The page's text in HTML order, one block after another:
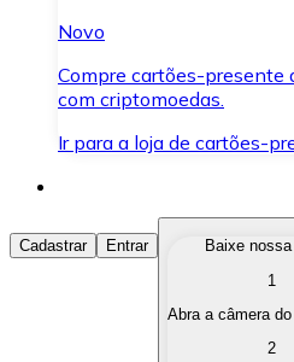
Novo
Compre cartões-presente
com criptomoedas.
Ir para a loja de cartões-
Comprar Criptomoedas
Compre as criptomoedas
Cadastrar Entrar
Baixe
1
Abra a câmera
2